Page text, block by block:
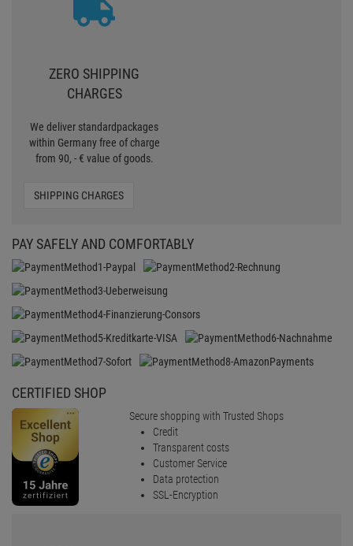
ZERO SHIPPING
CHARGES
We deliver standardpackages
within Germany free of charge
from 90, - € value of goods.
SHIPPING CHARGES
PAY SAFELY AND COMFORTABLY
CERTIFIED SHOP
Secure shopping with Trusted Shops
Credit
Transparent costs
Customer Service
Data protection
SSL-Encryption